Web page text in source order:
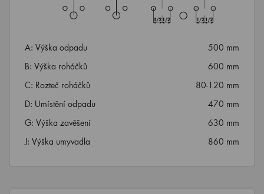
A: Výška odpadu
500 mm
B: Výška roháčků
600 mm
C: Rozteč roháčků
80-120 mm
D: Umístění odpadu
470 mm
G: Výška zavěšení
630 mm
J: Výška umyvadla
860 mm